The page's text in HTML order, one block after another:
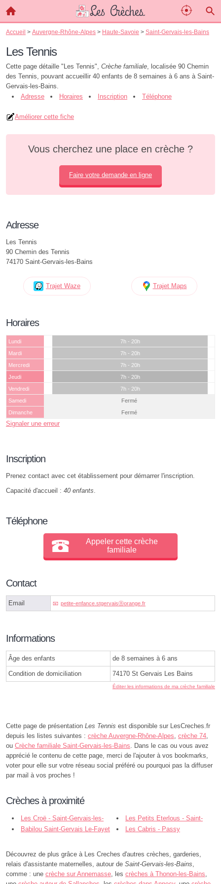
Accueil > Auvergne-Rhône-Alpes > Haute-Savoie > Saint-Gervais-les-Bains
Les Tennis
Cette page détaille "Les Tennis", Crèche familiale, localisée 90 Chemin
des Tennis, pouvant accueillir 40 enfants de 8 semaines à 6 ans à Saint-
Gervais-les-Bains.
Adresse
Horaires Inscription Téléphone
Améliorer cette fiche
Vous cherchez une place en crèche ?
Faire votre demande en ligne
Adresse
Les Tennis
90 Chemin des Tennis
74170 Saint-Gervais-les-Bains
Trajet Waze Trajet Maps
Horaires
Lundi
7h - 20h
Mardi
7h - 20h
Mercredi
7h - 20h
Jeudi
7h - 20h
Vendredi
7h - 20h
Samedi
Fermé
Dimanche
Fermé
Signaler une erreur
Inscription
Prenez contact avec cet établissement pour démarrer l'inscription.
Capacité d'accueil : 40 enfants.
Téléphone
Appeler cette crèche
familiale
Contact
Email petite-enfance.stgervaisⓐorange.fr
Informations
Âge des enfants de 8 semaines à 6 ans
Condition de domiciliation 74170 St Gervais Les Bains
Éditer les informations de ma crèche familiale
Cette page de présentation Les Tennis est disponible sur LesCreches.fr
depuis les listes suivantes : crèche Auvergne-Rhône-Alpes, crèche 74,
ou Crèche familiale Saint-Gervais-les-Bains. Dans le cas ou vous avez
apprécié le contenu de cette page, merci de l'ajouter à vos bookmarks,
voter pour elle sur votre réseau social préféré ou pourquoi pas la diffuser
par mail à vos proches !
Crèches à proximité
Les Croë - Saint-Gervais-les-
Bains
Les Petits Eterlous - Saint-
Gervais-les-Bains
Babilou Saint-Gervais Le-Fayet
Les Cabris - Passy
Découvrez de plus grâce à Les Creches d'autres crèches, garderies,
relais d'assistante maternelles, autour de Saint-Gervais-les-Bains,
comme : une crèche sur Annemasse, les crèches à Thonon-les-Bains,